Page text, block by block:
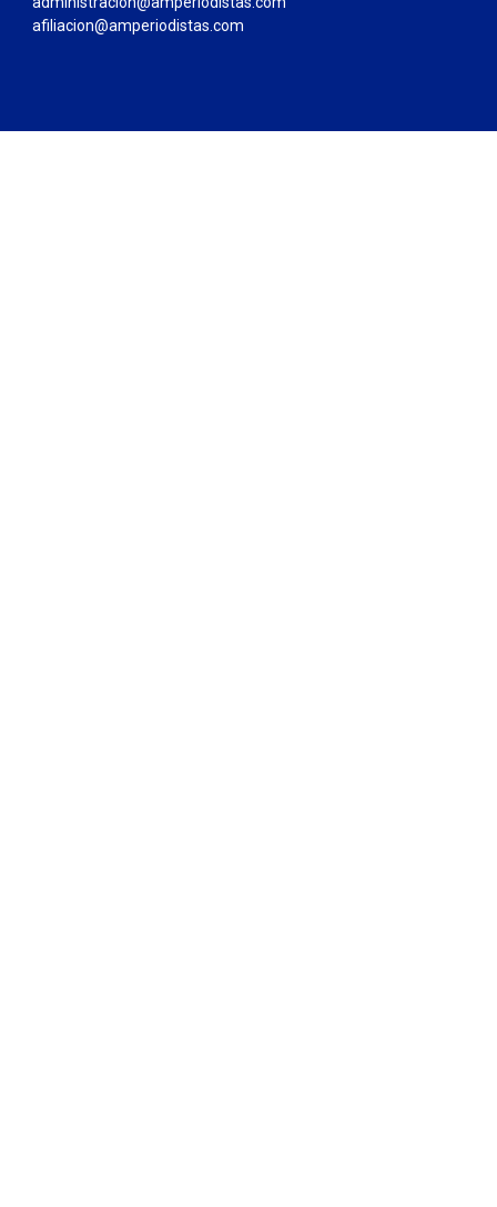
afiliacion@amperiodistas.com